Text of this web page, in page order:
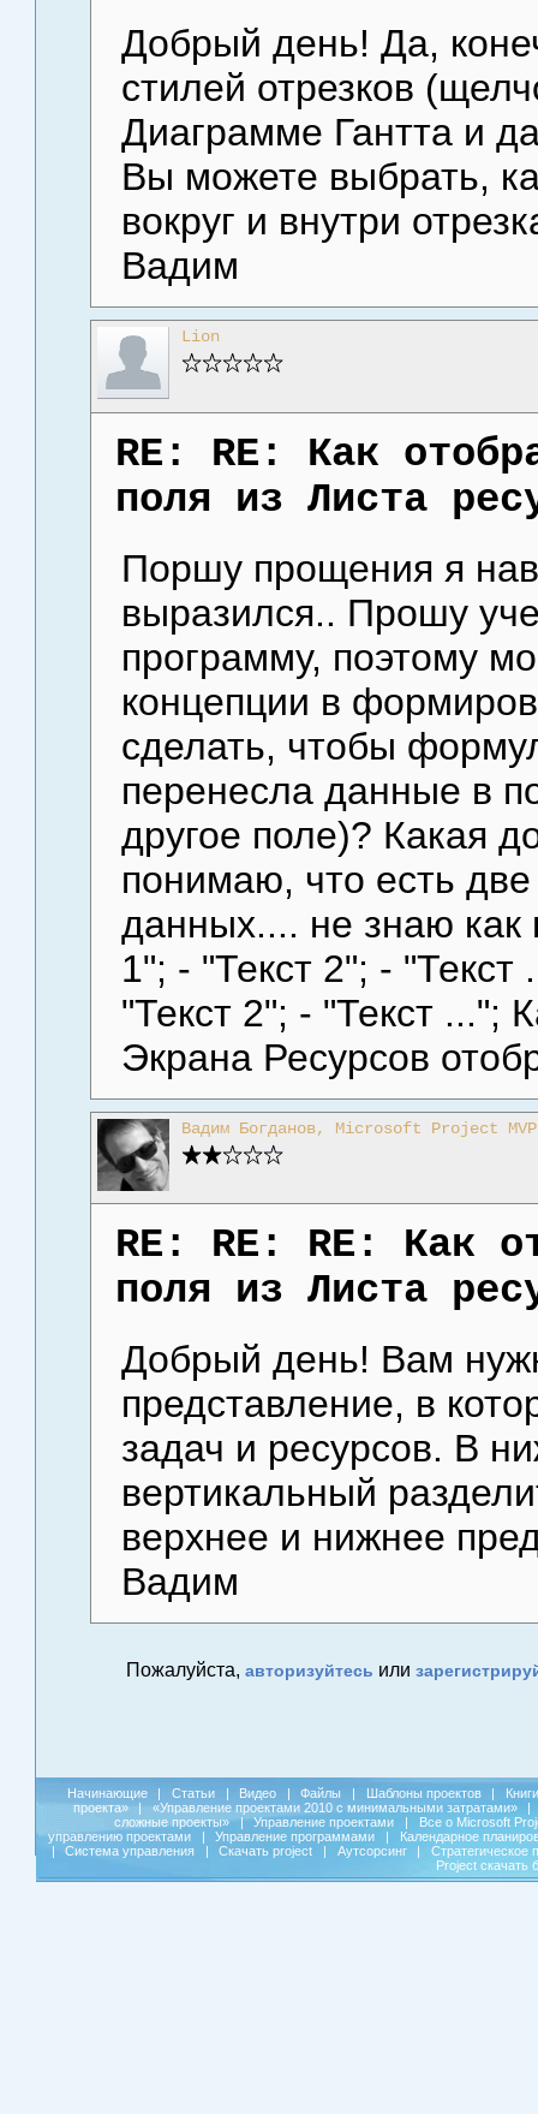
Добрый день! Да,
стилей отрезков
Диаграмме Гантта и
Вы можете выбрать,
вокруг и внутри
Вадим
Lion
RE: RE: Как
поля из Листа
Поршу прощения я
выразился.. Прошу
программу, поэтому
концепции в
сделать, чтобы
перенесла данные в
другое поле)? Какая
понимаю, что есть
данных.... не знаю
1"; - "Текст 2"; -
"Текст 2"; - "Текст ...";
Экрана Ресурсов
Вадим Богданов, Microsoft Project
RE: RE: RE: Как
поля из Листа
Добрый день! Вам
представление, в
задач и ресурсов. В
вертикальный
верхнее и нижнее
Вадим
Пожалуйста, авторизуйтесь или
Начинающие Статьи Видео Файлы Шаблоны проектов
Книги
проекта»
«Управление проектами 2010 с минимальными затратами»
сложные проекты»
| Управление проектами
Все о Microsoft
управлению проектами
Управление программами
Календарное
Система управления Скачать project Аутсорсинг
Стратегическое
Project скачать